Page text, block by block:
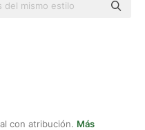
con atribución. Más